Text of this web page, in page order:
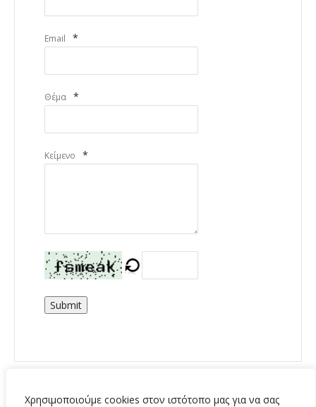
Χρησιμοποιούμε cookies στον ιστότοπο μας για να σας
Email *
Θέμα *
Κείμενο *
Submit